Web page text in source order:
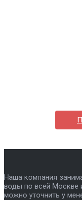
Наша компания
воды по всей Москве
можно уточнить у